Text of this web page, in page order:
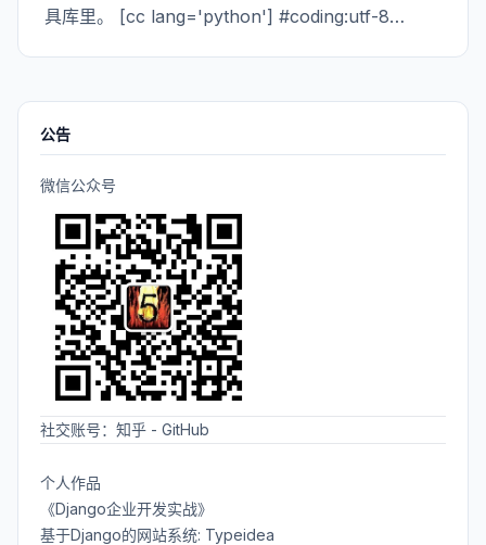
具库里。 [cc lang='python'] #coding:utf-8
公告
微信公众号
社交账号： 知乎 - GitHub
个人作品
《Django企业开发实战》
基于Django的网站系统: Typeidea